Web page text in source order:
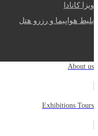
ویزا کانادا
بلیط هواپیما و رزرو هتل
About us
Exhibitions Tours